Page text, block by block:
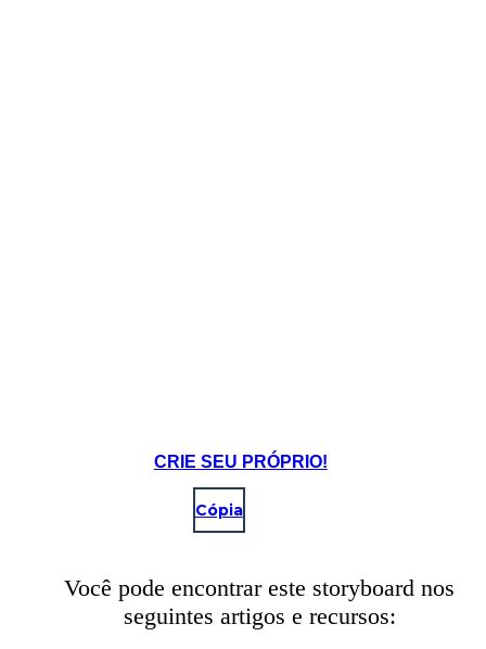
CRIE SEU PRÓPRIO!
Cópia
Você pode encontrar este storyboard nos
seguintes artigos e recursos: